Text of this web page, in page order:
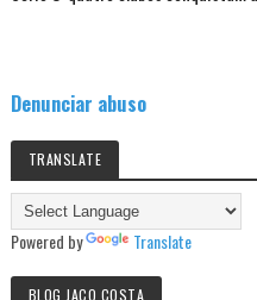
Denunciar abuso
TRANSLATE
Powered by Translate
BLOG JACO COSTA